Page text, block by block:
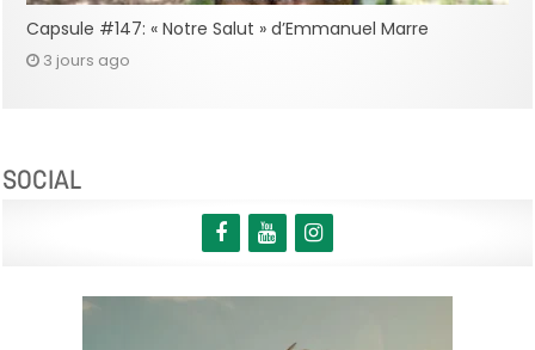
Capsule #147: « Notre Salut » d’Emmanuel Marre
3 jours ago
SOCIAL